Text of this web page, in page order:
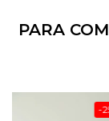
PARA
-